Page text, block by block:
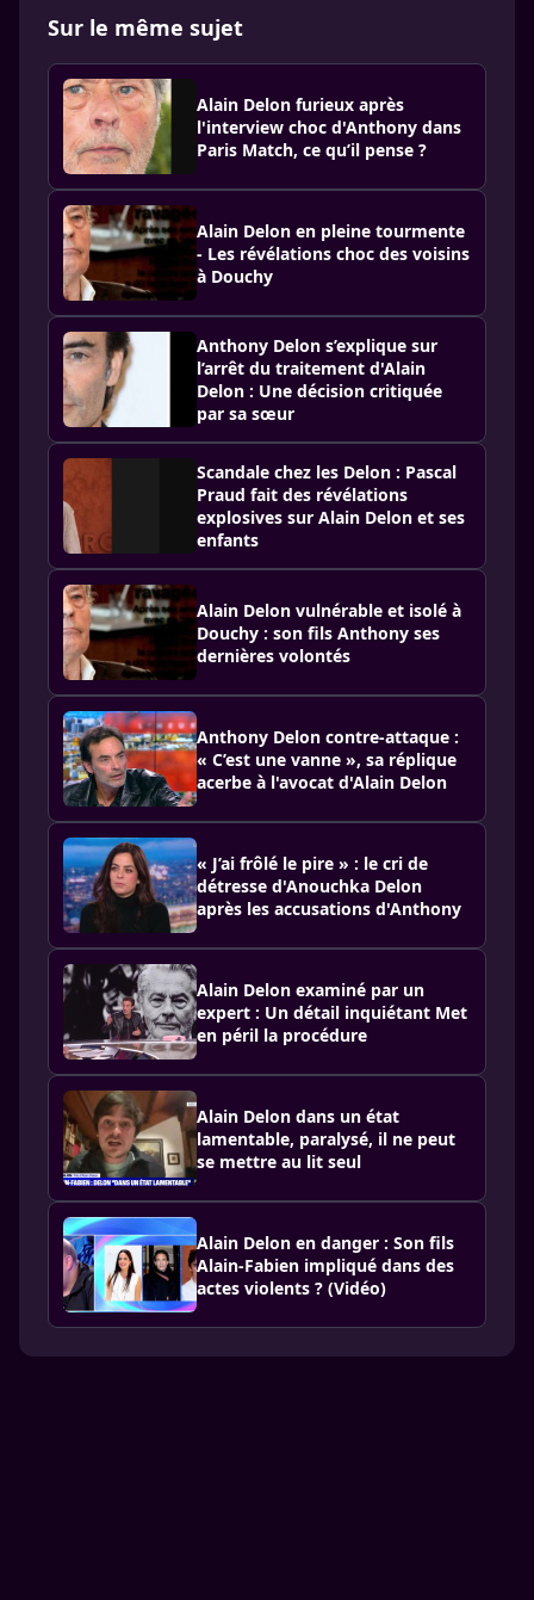
Sur le même sujet
Alain Delon furieux après
l'interview choc d'Anthony dans
Paris Match, ce qu’il pense ?
Alain Delon en pleine tourmente
- Les révélations choc des voisins
à Douchy
Anthony Delon s’explique sur
l’arrêt du traitement d'Alain
Delon : Une décision critiquée
par sa sœur
Scandale chez les Delon : Pascal
Praud fait des révélations
explosives sur Alain Delon et ses
enfants
Alain Delon vulnérable et isolé à
Douchy : son fils Anthony ses
dernières volontés
Anthony Delon contre-attaque :
« C’est une vanne », sa réplique
acerbe à l'avocat d'Alain Delon
« J’ai frôlé le pire » : le cri de
détresse d'Anouchka Delon
après les accusations d'Anthony
Alain Delon examiné par un
expert : Un détail inquiétant Met
en péril la procédure
Alain Delon dans un état
lamentable, paralysé, il ne peut
se mettre au lit seul
Alain Delon en danger : Son fils
Alain-Fabien impliqué dans des
actes violents ? (Vidéo)